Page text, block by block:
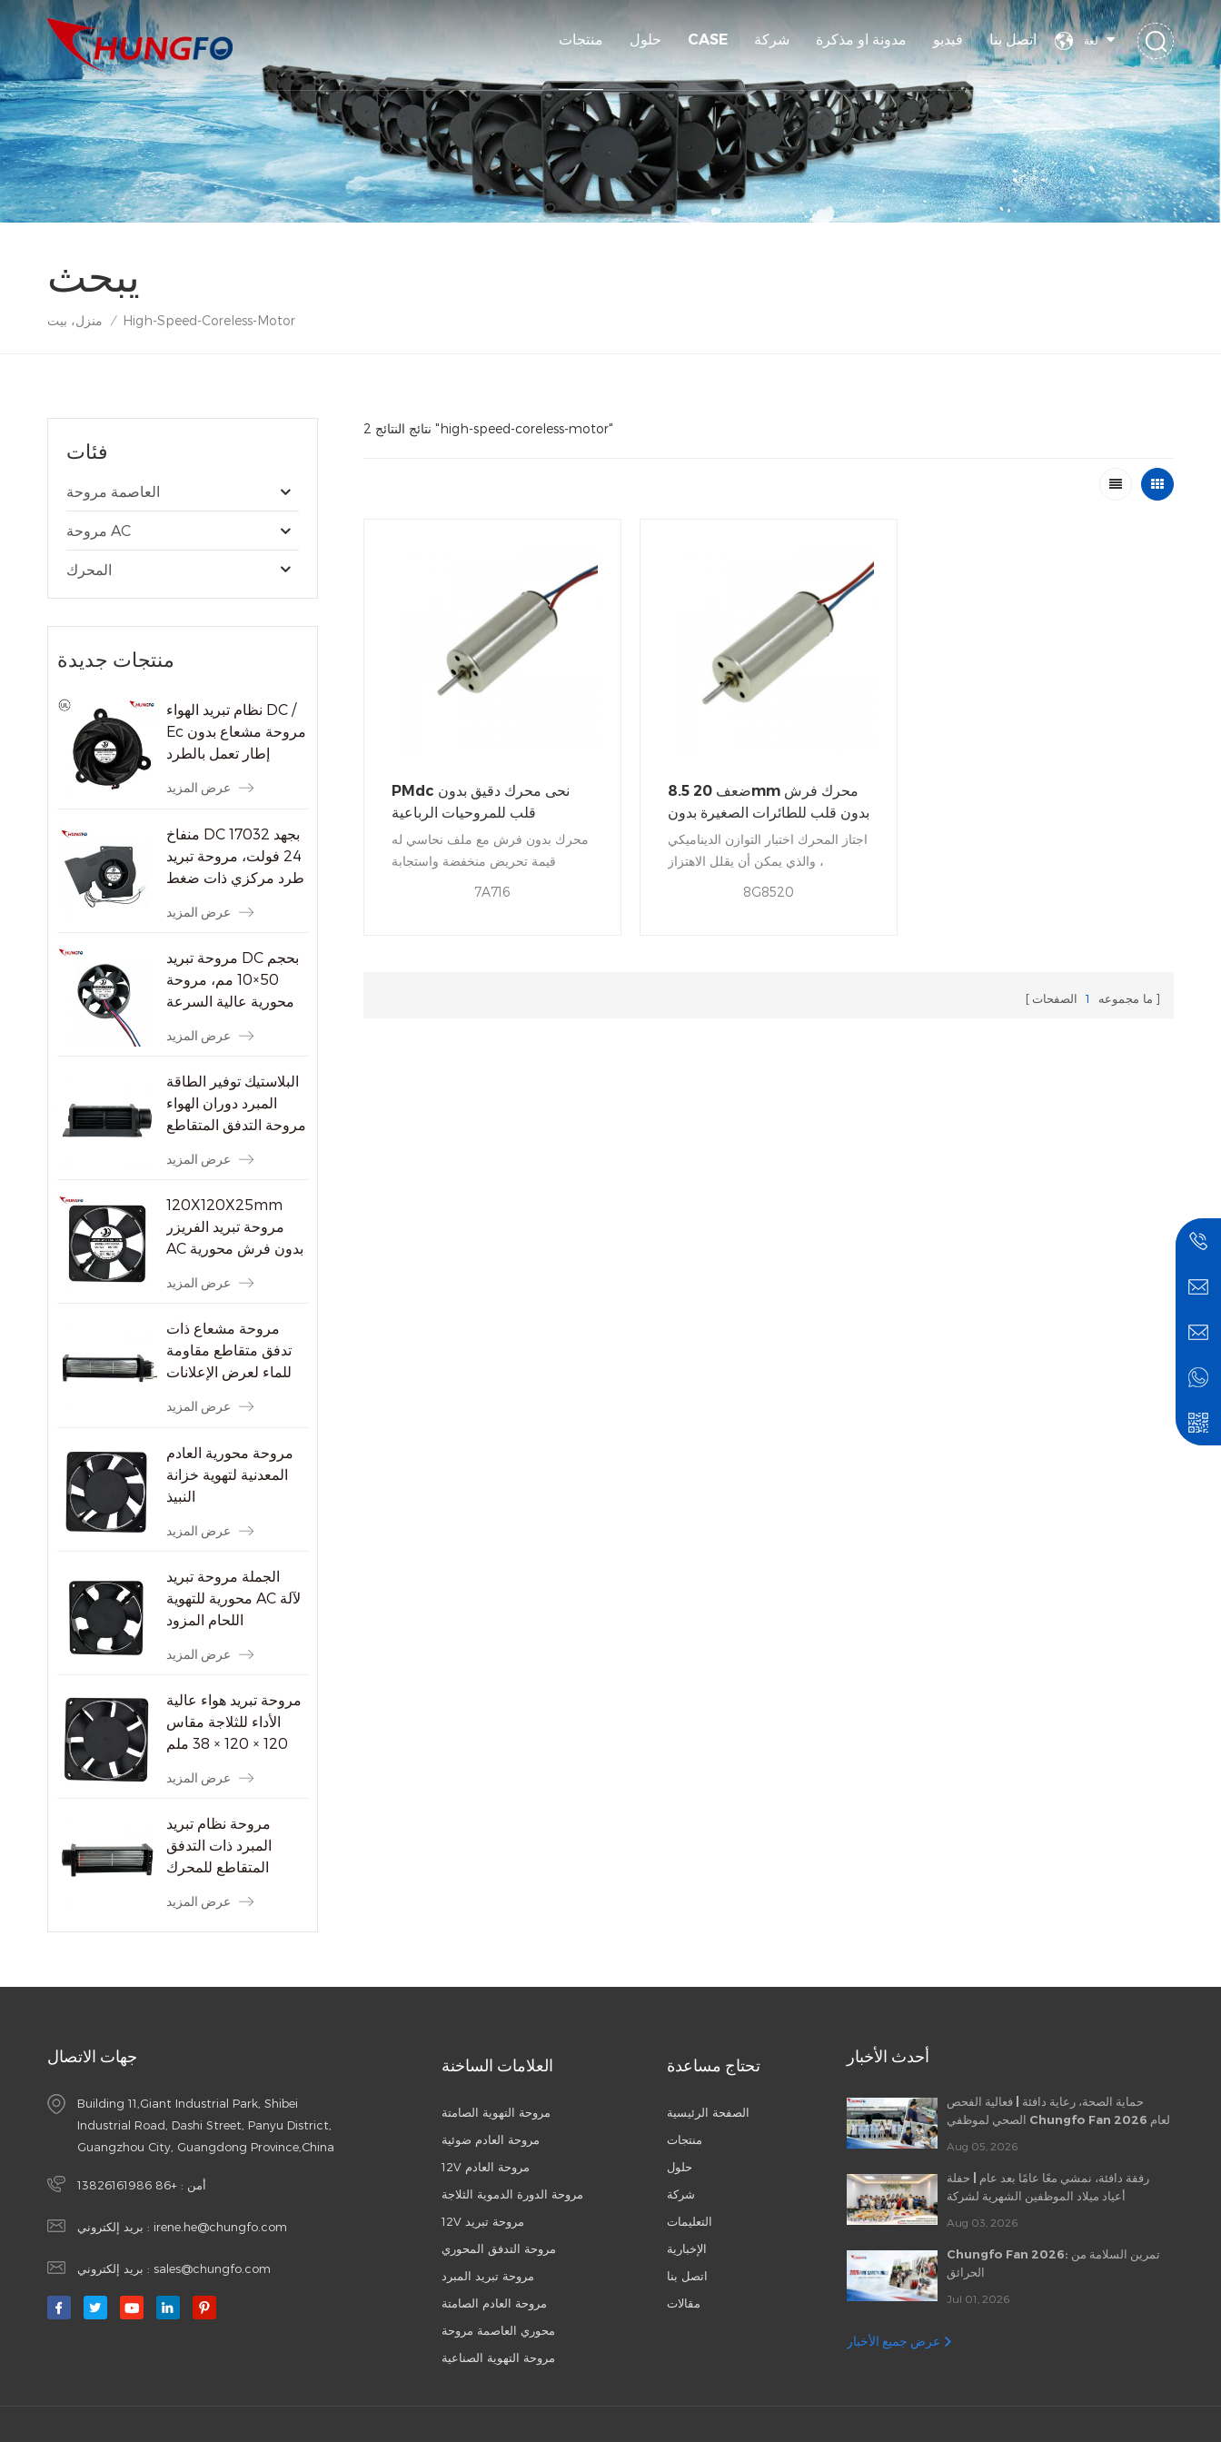
لغة منتجات حلول CASE شركة مدونة او مذكرة فيديو اتصل بنا
يبحث
منزل، بيت / High-Speed-Coreless-Motor
فئات
العاصمة مروحة
مروحة AC
المحرك
منتجات جديدة
نظام تبريد الهواء DC /
Ec مروحة مشعاع بدون
إطار تعمل بالطرد
عرض المزيد
منفاخ DC 17032 بجهد
24 فولت، مروحة تبريد
طرد مركزي ذات ضغط
عرض المزيد
مروحة تبريد DC بحجم
50×10 مم، مروحة
محورية عالية السرعة
8000 دورة في الدقيقة
الصغيرة
عرض المزيد
البلاستيك توفير الطاقة
المبرد دوران الهواء
مروحة التدفق المتقاطع
عرض المزيد
120X120X25mm
مروحة تبريد الفريزر
AC بدون فرش محورية
عرض المزيد
مروحة مشعاع ذات
تدفق متقاطع مقاومة
للماء لعرض الإعلانات
عرض المزيد
مروحة محورية العادم
المعدنية لتهوية خزانة
النبيذ
عرض المزيد
الجملة مروحة تبريد
محورية للتهوية AC لآلة
اللحام المزود
عرض المزيد
مروحة تبريد هواء عالية
الأداء للثلاجة مقاس
120 × 120 × 38 ملم
عرض المزيد
مروحة نظام تبريد
المبرد ذات التدفق
المتقاطع للمحرك
عرض المزيد
2 نتائج النتائج "high-speed-coreless-motor"
PMdc نحى محرك دقيق بدون
قلب للمروحيات الرباعية
محرك بدون فرش مع ملف نحاسي له
قيمة تحريض منخفضة واستجابة
7A716
8.5 ضعف 20mm محرك فرش
بدون قلب للطائرات الصغيرة بدون
طيار
اجتاز المحرك اختبار التوازن الديناميكي
، والذي يمكن أن يقلل الاهتزاز
8G8520
ما مجموعه 1 الصفحات
جهات الاتصال
Building 11,Giant Industrial Park, Shibei
Industrial Road, Dashi Street, Panyu District,
Guangzhou City, Guangdong Province,China
أمن : +86 13826161986
بريد إلكتروني : irene.he@chungfo.com
بريد إلكتروني : sales@chungfo.com
العلامات الساخنة
مروحة التهوية الصامتة
مروحة العادم ضوئية
12V مروحة العادم
مروحة الدورة الدموية الثلاجة
12V مروحة تبريد
مروحة التدفق المحوري
مروحة تبريد المبرد
مروحة العادم الصامتة
محوري العاصمة مروحة
مروحة التهوية الصناعية
تحتاج مساعدة
الصفحة الرئيسية
منتجات
حلول
شركة
التعليمات
الإخبارية
اتصل بنا
مقالات
أحدث الأخبار
حماية الصحة، رعاية دافئة | فعالية الفحص
الصحي لموظفي Chungfo Fan لعام 2026
Aug 05, 2026
رفقة دافئة، نمشي معًا عامًا بعد عام | حفلة
أعياد ميلاد الموظفين الشهرية لشركة
Aug 03, 2026
Chungfo Fan 2026: تمرين السلامة من
الحرائق
Jul 01, 2026
عرض جميع الأخبار